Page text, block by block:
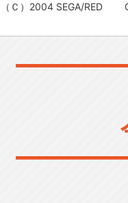
（Ｃ）2004 SEGA/RED